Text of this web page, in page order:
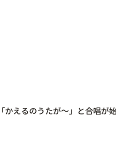
えるのうたが～」と合唱が